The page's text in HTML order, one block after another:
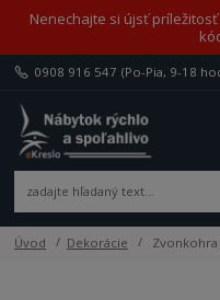
Nenechajte si újsť
0908 916 547 (Po-Pia, 9-18
Úvod Dekorácie Zvonkohra